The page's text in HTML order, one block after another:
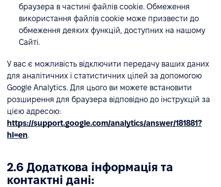
браузера в частині файлів cookie. Обмеження
використання файлів cookie може призвести до
обмеження деяких функцій, доступних на нашому
Сайті.
У вас є можливість відключити передачу ваших даних
для аналітичних і статистичних цілей за допомогою
Google Analytics. Для цього ви можете встановити
розширення для браузера відповідно до інструкцій за
цією адресою:
https://support.google.com/analytics/answer/181881?
hl=en.
2.6 Додаткова інформація та
контактні дані: